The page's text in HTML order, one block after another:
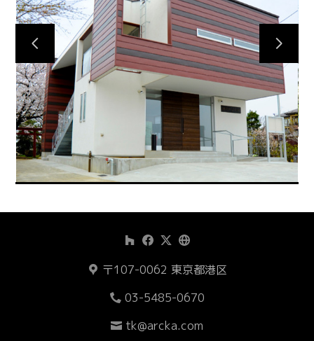
Home
Works
Process
About Us
Contact Us
〒107-0062 東京都港区
03-5485-0670
tk@arcka.com